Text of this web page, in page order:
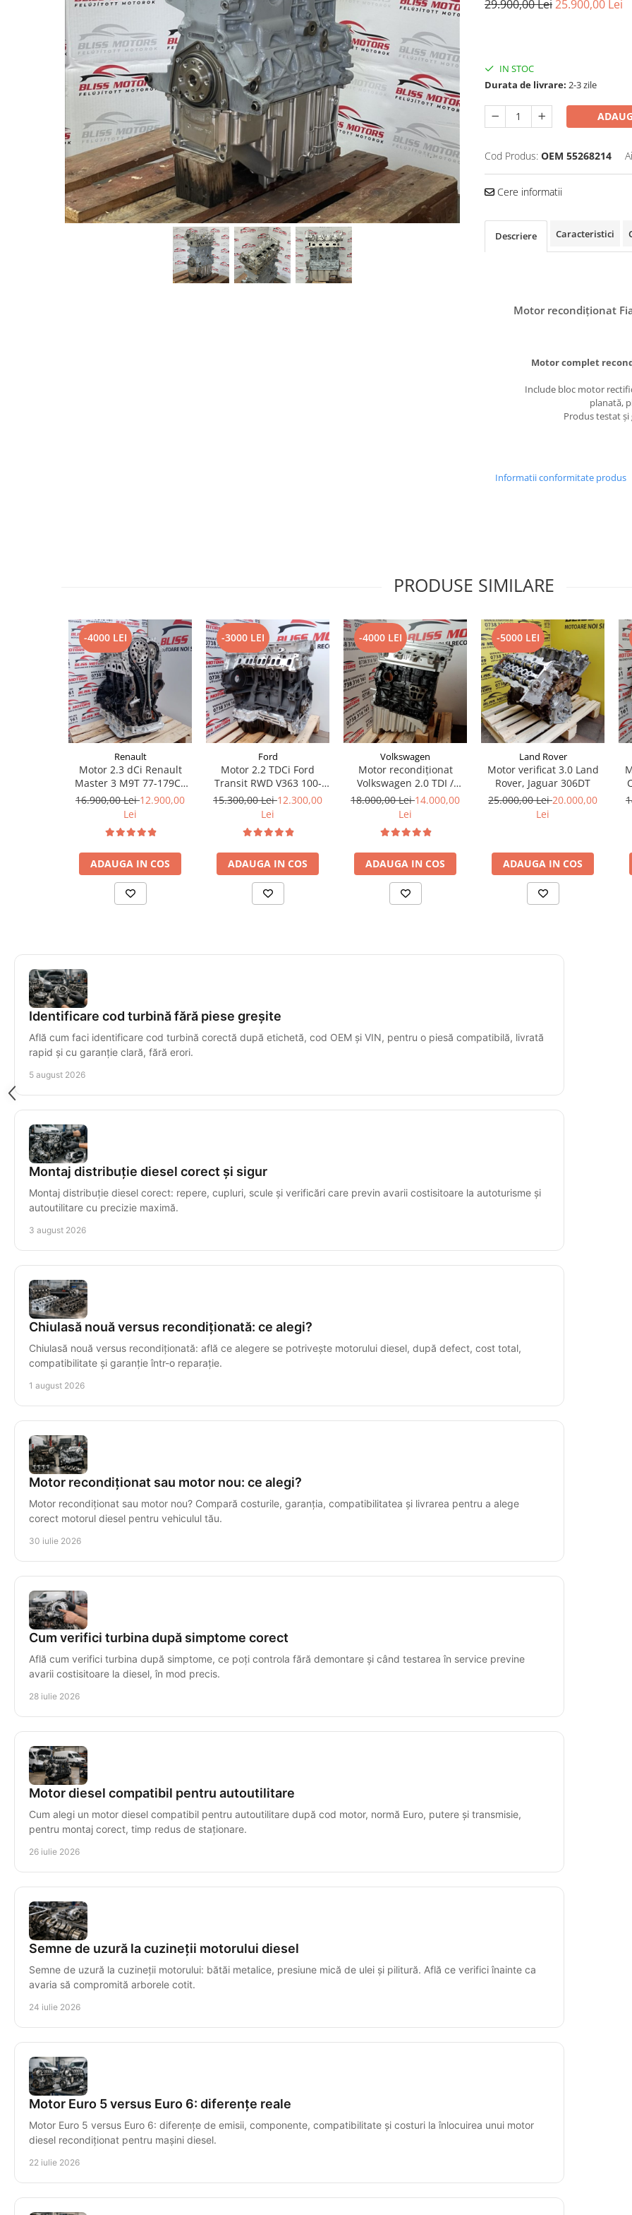
29.900,00 Lei25.900,00 Lei
IN STOC
Durata de livrare: 2-3 zile
Cod Produs: OEM 55268214
Cere informatii
Descriere Caracteristici
Motor recondiționat
Motor complet
Include bloc motor
planată,
Produs testat și
Informatii conformitate produs
PRODUSE SIMILARE
-4000 LEI
Renault
Motor 2.3 dCi Renault
Master 3 M9T 77-179CP
euro6
16.900,00 Lei12.900,00
Lei
ADAUGA IN COS
-3000 LEI
Ford
Motor 2.2 TDCi Ford
Transit RWD V363 100-
155CP
15.300,00 Lei12.300,00
Lei
ADAUGA IN COS
-4000 LEI
Volkswagen
Motor recondiționat
Volkswagen 2.0 TDI /
BiTDI Euro 5 – CAA / CDC /
CSN / CFC
18.000,00 Lei14.000,00
Lei
ADAUGA IN COS
-5000 LEI
Land Rover
Motor verificat 3.0 Land
Rover, Jaguar 306DT
25.000,00 Lei20.000,00
Lei
ADAUGA IN COS
Identificare cod turbină fără piese greșite
Află cum faci identificare cod turbină corectă după etichetă, cod OEM și VIN, pentru o piesă compatibilă, livrată
rapid și cu garanție clară, fără erori.
5 august 2026
Montaj distribuție diesel corect și sigur
Montaj distribuție diesel corect: repere, cupluri, scule și verificări care previn avarii costisitoare la autoturisme și
autoutilitare cu precizie maximă.
3 august 2026
Chiulasă nouă versus recondiționată: ce alegi?
Chiulasă nouă versus recondiționată: află ce alegere se potrivește motorului diesel, după defect, cost total,
compatibilitate și garanție într-o reparație.
1 august 2026
Motor recondiționat sau motor nou: ce alegi?
Motor recondiționat sau motor nou? Compară costurile, garanția, compatibilitatea și livrarea pentru a alege
corect motorul diesel pentru vehiculul tău.
30 iulie 2026
Cum verifici turbina după simptome corect
Află cum verifici turbina după simptome, ce poți controla fără demontare și când testarea în service previne
avarii costisitoare la diesel, în mod precis.
28 iulie 2026
Motor diesel compatibil pentru autoutilitare
Cum alegi un motor diesel compatibil pentru autoutilitare după cod motor, normă Euro, putere și transmisie,
pentru montaj corect, timp redus de staționare.
26 iulie 2026
Semne de uzură la cuzineții motorului diesel
Semne de uzură la cuzineții motorului: bătăi metalice, presiune mică de ulei și pilitură. Află ce verifici înainte ca
avaria să compromită arborele cotit.
24 iulie 2026
Motor Euro 5 versus Euro 6: diferențe reale
Motor Euro 5 versus Euro 6: diferențe de emisii, componente, compatibilitate și costuri la înlocuirea unui motor
diesel recondiționat pentru mașini diesel.
22 iulie 2026